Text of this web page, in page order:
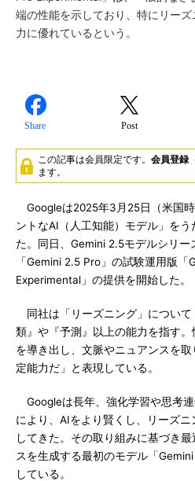
端の性能を示しており、特にリー
力に優れているという。
Share Post
この記事は会員限定です。 会員登録
ます。
Googleは2025年3月25日（米国
ントなAI（人工知能）モデル」を
た。同日、Gemini 2.5モデルシリ
「Gemini 2.5 Pro」の試験運用版「
Experimental」の提供を開始した。
同社は「リーズニング」について
類』や『予測』以上の能力を指す
を導き出し、文脈やニュアンスを
定能力だ」と表現している。
Googleは長年、強化学習や思考
により、AIをより賢くし、リーズ
してきた。その取り組みに基づき
スを生成する最初のモデル「
している。